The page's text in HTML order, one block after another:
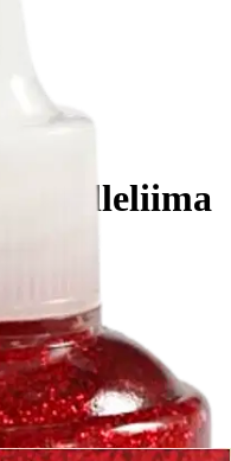
kimalleliima